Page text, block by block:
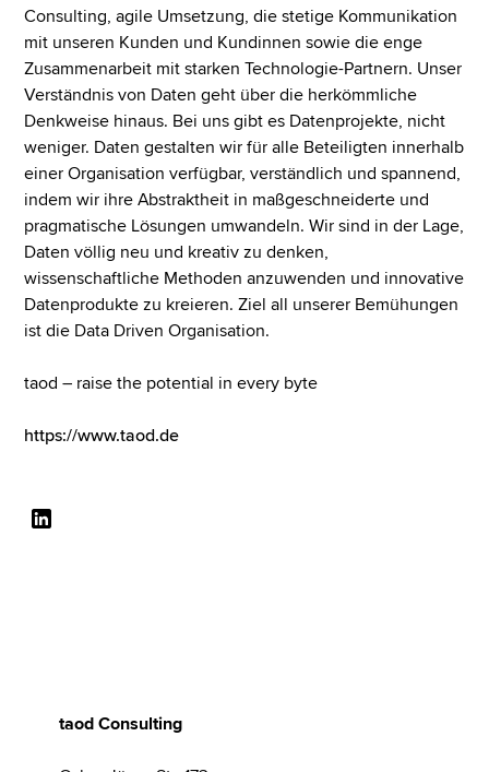
Consulting, agile Umsetzung, die stetige Kommunikation
mit unseren Kunden und Kundinnen sowie die enge
Zusammenarbeit mit starken Technologie-Partnern. Unser
Verständnis von Daten geht über die herkömmliche
Denkweise hinaus. Bei uns gibt es Datenprojekte, nicht
weniger. Daten gestalten wir für alle Beteiligten innerhalb
einer Organisation verfügbar, verständlich und spannend,
indem wir ihre Abstraktheit in maßgeschneiderte und
pragmatische Lösungen umwandeln. Wir sind in der Lage,
Daten völlig neu und kreativ zu denken,
wissenschaftliche Methoden anzuwenden und innovative
Datenprodukte zu kreieren. Ziel all unserer Bemühungen
ist die Data Driven Organisation.
taod – raise the potential in every byte
https://www.taod.de
taod Consulting